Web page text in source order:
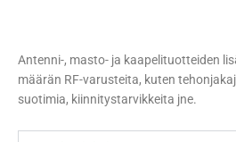
Antenni-, masto- ja kaapelituotteiden
määrän RF-varusteita, kuten
suotimia, kiinnitystarvikkeita jne.